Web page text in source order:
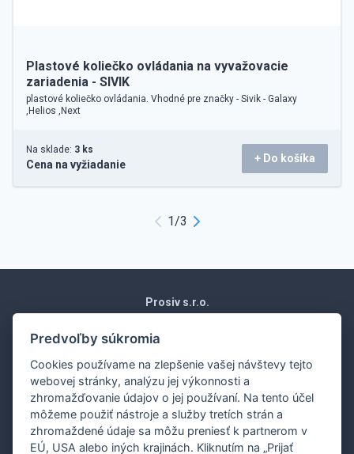
Plastové koliečko ovládania na vyvažovacie
zariadenia - SIVIK
plastové koliečko ovládania. Vhodné pre značky - Sivik - Galaxy
,Helios ,Next
Na sklade: 3 ks
Cena na vyžiadanie + Do košíka
1/3
Prosiv s.r.o.
Vráble 952 01
Obchodné podmienky
Ochrana osobných údajov
Nákup na splátky
Dodanie
Ekonomické oddelenie:0907 243 648
Predvoľby súkromia
Cookies používame na zlepšenie vašej návštevy tejto
webovej stránky, analýzu jej výkonnosti a
zhromažďovanie údajov o jej používaní. Na tento účel
môžeme použiť nástroje a služby tretích strán a
zhromaždené údaje sa môžu preniesť k partnerom v
EÚ, USA alebo iných krajinách. Kliknutím na „Prijať